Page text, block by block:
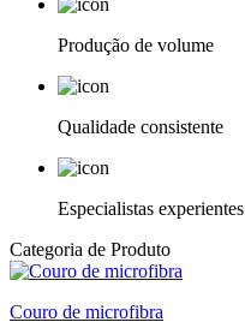
Produção de volume
Qualidade consistente
Especialistas experientes
Categoria de Produto
Couro de microfibra